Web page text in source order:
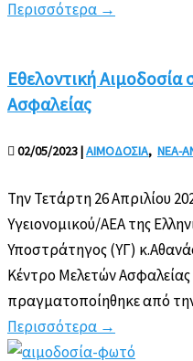
Περισσότερα →
Εθελοντική
Ασφαλείας
02/05/2023|ΑΙΜΟΔΟΣΙΑ, ΝΕΑ-
Την Τετάρτη 26 Απριλίου
Υγειονομικού/ΑΕΑ της
Υποστράτηγος (ΥΓ)
Κέντρο Μελετών Ασφαλείας
πραγματοποίηθηκε από
Περισσότερα →